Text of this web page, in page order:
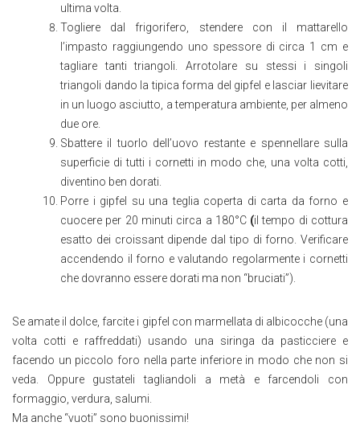
ultima volta.
Togliere dal frigorifero, stendere con il mattarello
l’impasto raggiungendo uno spessore di circa 1 cm e
tagliare tanti triangoli. Arrotolare su stessi i singoli
triangoli dando la tipica forma del gipfel e lasciar lievitare
in un luogo asciutto, a temperatura ambiente, per almeno
due ore.
Sbattere il tuorlo dell’uovo restante e spennellare sulla
superficie di tutti i cornetti in modo che, una volta cotti,
diventino ben dorati.
Porre i gipfel su una teglia coperta di carta da forno e
cuocere per 20 minuti circa a 180°C(il tempo di cottura
esatto dei croissant dipende dal tipo di forno. Verificare
accendendo il forno e valutando regolarmente i cornetti
che dovranno essere dorati ma non “bruciati”).
Se amate il dolce, farcite i gipfel con marmellata di albicocche (una
volta cotti e raffreddati) usando una siringa da pasticciere e
facendo un piccolo foro nella parte inferiore in modo che non si
veda. Oppure gustateli tagliandoli a metà e farcendoli con
formaggio, verdura, salumi.
Ma anche “vuoti” sono buonissimi!